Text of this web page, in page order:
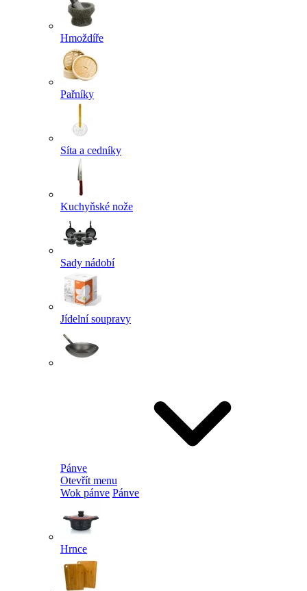
Hmoždíře
Pařníky
Síta a cedníky
Kuchyňské nože
Sady nádobí
Jídelní soupravy
Pánve
Otevřít menu
Wok pánve Pánve
Hrnce